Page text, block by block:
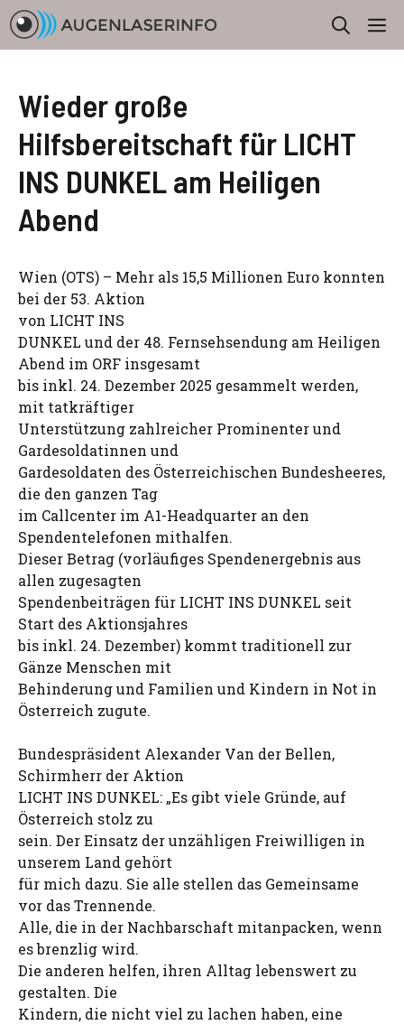
Zum
Inhalt
springen
Wieder große
Hilfsbereitschaft für LICHT
INS DUNKEL am Heiligen
Abend
Wien (OTS) – Mehr als 15,5 Millionen Euro konnten
bei der 53. Aktion
von LICHT INS
DUNKEL und der 48. Fernsehsendung am Heiligen
Abend im ORF insgesamt
bis inkl. 24. Dezember 2025 gesammelt werden,
mit tatkräftiger
Unterstützung zahlreicher Prominenter und
Gardesoldatinnen und
Gardesoldaten des Österreichischen Bundesheeres,
die den ganzen Tag
im Callcenter im A1-Headquarter an den
Spendentelefonen mithalfen.
Dieser Betrag (vorläufiges Spendenergebnis aus
allen zugesagten
Spendenbeiträgen für LICHT INS DUNKEL seit
Start des Aktionsjahres
bis inkl. 24. Dezember) kommt traditionell zur
Gänze Menschen mit
Behinderung und Familien und Kindern in Not in
Österreich zugute.
Bundespräsident Alexander Van der Bellen,
Schirmherr der Aktion
LICHT INS DUNKEL: „Es gibt viele Gründe, auf
Österreich stolz zu
sein. Der Einsatz der unzähligen Freiwilligen in
unserem Land gehört
für mich dazu. Sie alle stellen das Gemeinsame
vor das Trennende.
Alle, die in der Nachbarschaft mitanpacken, wenn
es brenzlig wird.
Die anderen helfen, ihren Alltag lebenswert zu
gestalten. Die
Kindern, die nicht viel zu lachen haben, eine